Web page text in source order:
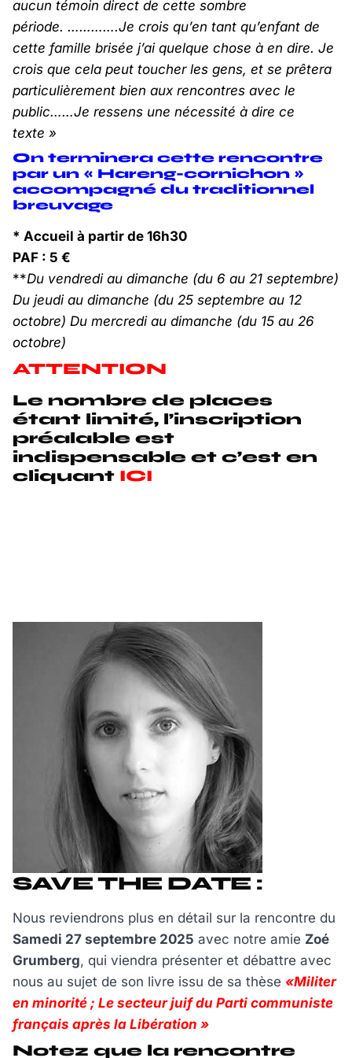
aucun témoin direct de cette sombre
période. ………….Je crois qu’en tant qu’enfant de
cette famille brisée j’ai quelque chose à en dire. Je
crois que cela peut toucher les gens, et se prêtera
particulièrement bien aux rencontres avec le
public……Je ressens une nécessité à dire ce
texte »
On terminera cette rencontre
par un « Hareng-cornichon »
accompagné du traditionnel
breuvage
* Accueil à partir de 16h30
PAF : 5 €
**Du vendredi au dimanche (du 6 au 21 septembre)
Du jeudi au dimanche (du 25 septembre au 12
octobre) Du mercredi au dimanche (du 15 au 26
octobre)
ATTENTION
Le nombre de places
étant limité, l’inscription
préalable est
indispensable et c’est en
cliquant ICI
SAVE THE DATE :
Nous reviendrons plus en détail sur la rencontre du
Samedi 27 septembre 2025 avec notre amie Zoé
Grumberg, qui viendra présenter et débattre avec
nous au sujet de son livre issu de sa thèse «Militer
en minorité ; Le secteur juif du Parti communiste
français après la Libération »
Notez que la rencontre